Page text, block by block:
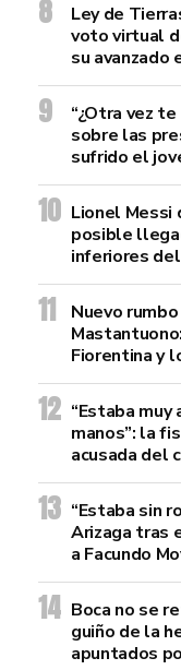
Ley de
voto virtual
su avanzado
“¿Otra vez
sobre las
sufrido el
Lionel Messi
posible
inferiores
Nuevo
Fiorentina y
“Estaba
manos”: la
acusada del
“Estaba sin
Arizaga tras
a Facundo
Boca no se
guiño de la
apuntados